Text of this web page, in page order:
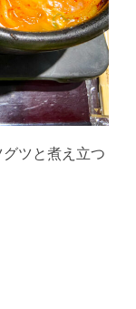
ツと煮え立つ